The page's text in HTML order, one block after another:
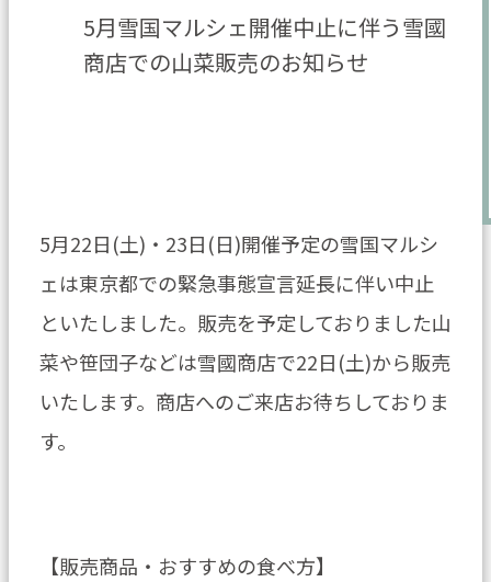
5月雪国マルシェ開催中止に伴う雪國
商店での山菜販売のお知らせ
5月22日(土)・23日(日)開催予定の雪国マルシ
ェは東京都での緊急事態宣言延長に伴い中止
といたしました。販売を予定しておりました山
菜や笹団子などは雪國商店で22日(土)から販売
いたします。商店へのご来店お待ちしておりま
す。
【販売商品・おすすめの食べ方】